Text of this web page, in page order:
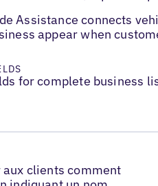
Assistance connects
appear when
for complete business
aux clients comment